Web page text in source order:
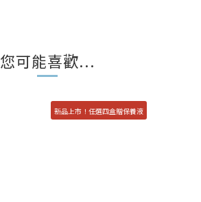
您可能喜歡...
新品上市！任選四盒贈保養液